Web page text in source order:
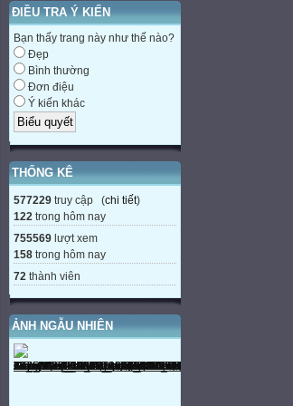
ĐIỀU TRA Ý KIẾN
Bạn thấy trang này như thế nào?
Đẹp
Bình thường
Đơn điệu
Ý kiến khác
THỐNG KÊ
577229 truy cập (chi tiết)
122 trong hôm nay
755569 lượt xem
158 trong hôm nay
72 thành viên
ẢNH NGẪU NHIÊN